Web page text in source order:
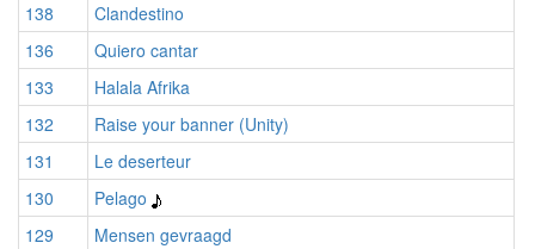
138
Clandestino
136
Quiero cantar
133
Halala Afrika
132
Raise your banner (Unity)
131
Le deserteur
130
Pelago
129
Mensen gevraagd